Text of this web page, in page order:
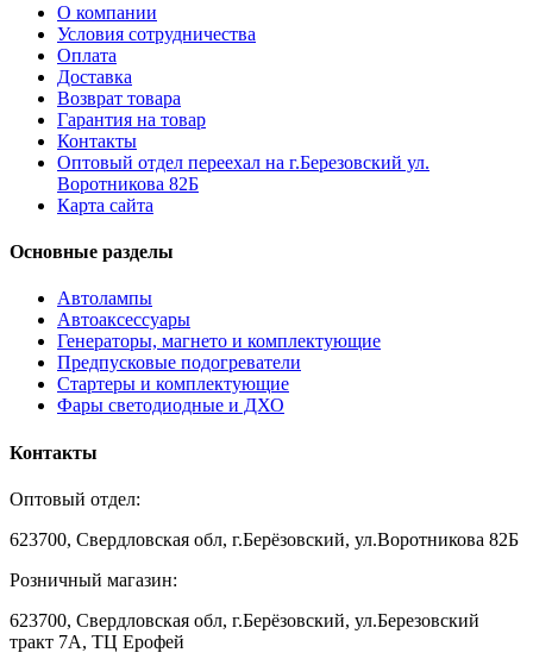
О компании
Условия сотрудничества
Оплата
Доставка
Возврат товара
Гарантия на товар
Контакты
Оптовый отдел переехал на г.Березовский ул.
Воротникова 82Б
Карта сайта
Основные разделы
Автолампы
Автоаксессуары
Генераторы, магнето и комплектующие
Предпусковые подогреватели
Стартеры и комплектующие
Фары светодиодные и ДХО
Контакты
Оптовый отдел:
623700, Свердловская обл, г.Берёзовский, ул.Воротникова 82Б
Розничный магазин:
623700, Свердловская обл, г.Берёзовский, ул.Березовский
тракт 7А, ТЦ Ерофей